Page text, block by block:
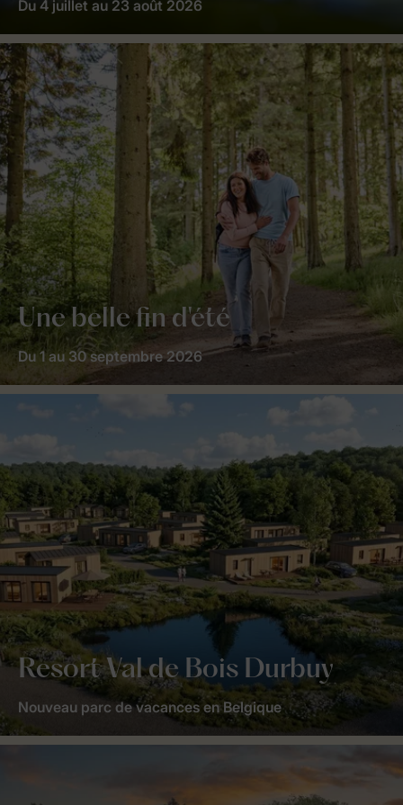
Du 4 juillet au 23 août 2026
Une belle fin d'été
Du 1 au 30 septembre 2026
Resort Val de Bois Durbuy
Nouveau parc de vacances en Belgique